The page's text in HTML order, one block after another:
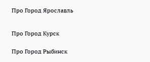
Про Город Ярославль
Про Город Курск
Про Город Рыбинск